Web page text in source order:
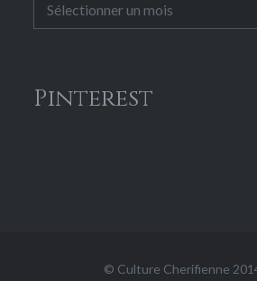
Pinterest
© Culture Cherifienne